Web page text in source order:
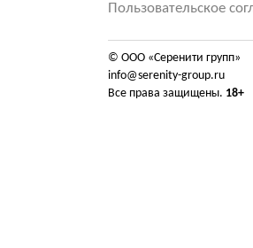
Пользовательское
© ООО «Серенити групп»
info@serenity-group.ru
Все права защищены. 18+